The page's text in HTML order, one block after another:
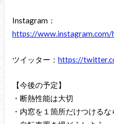
Instagram：
https://www.instagram.com/
ツイッター： https://
【今後の予定】
・断熱性能は大切
・内窓を１箇所だけつけるな